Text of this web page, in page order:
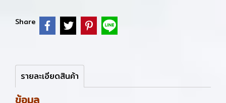
Share
รายละเอียดสินค้า
ข้อมูล